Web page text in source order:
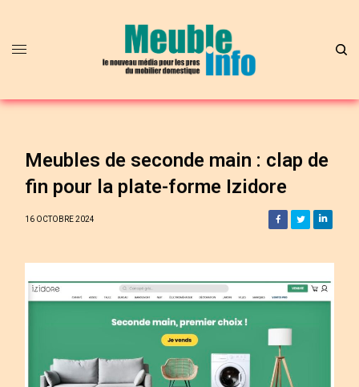
Meubles de seconde main : clap de
fin pour la plate-forme Izidore
16 OCTOBRE 2024